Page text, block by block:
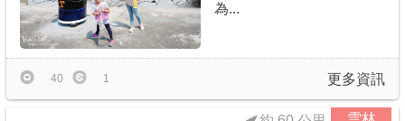
為...
更多資訊
40 1